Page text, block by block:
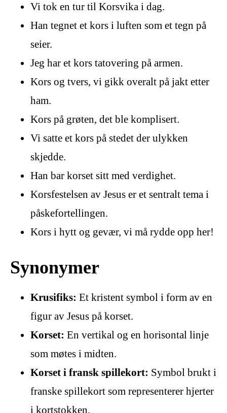
Vi tok en tur til Korsvika i dag.
Han tegnet et kors i luften som et tegn på
seier.
Jeg har et kors tatovering på armen.
Kors og tvers, vi gikk overalt på jakt etter
ham.
Kors på grøten, det ble komplisert.
Vi satte et kors på stedet der ulykken
skjedde.
Han bar korset sitt med verdighet.
Korsfestelsen av Jesus er et sentralt tema i
påskefortellingen.
Kors i hytt og gevær, vi må rydde opp her!
Synonymer
Krusifiks: Et kristent symbol i form av en
figur av Jesus på korset.
Korset: En vertikal og en horisontal linje
som møtes i midten.
Korset i fransk spillekort: Symbol brukt i
franske spillekort som representerer hjerter
i kortstokken.